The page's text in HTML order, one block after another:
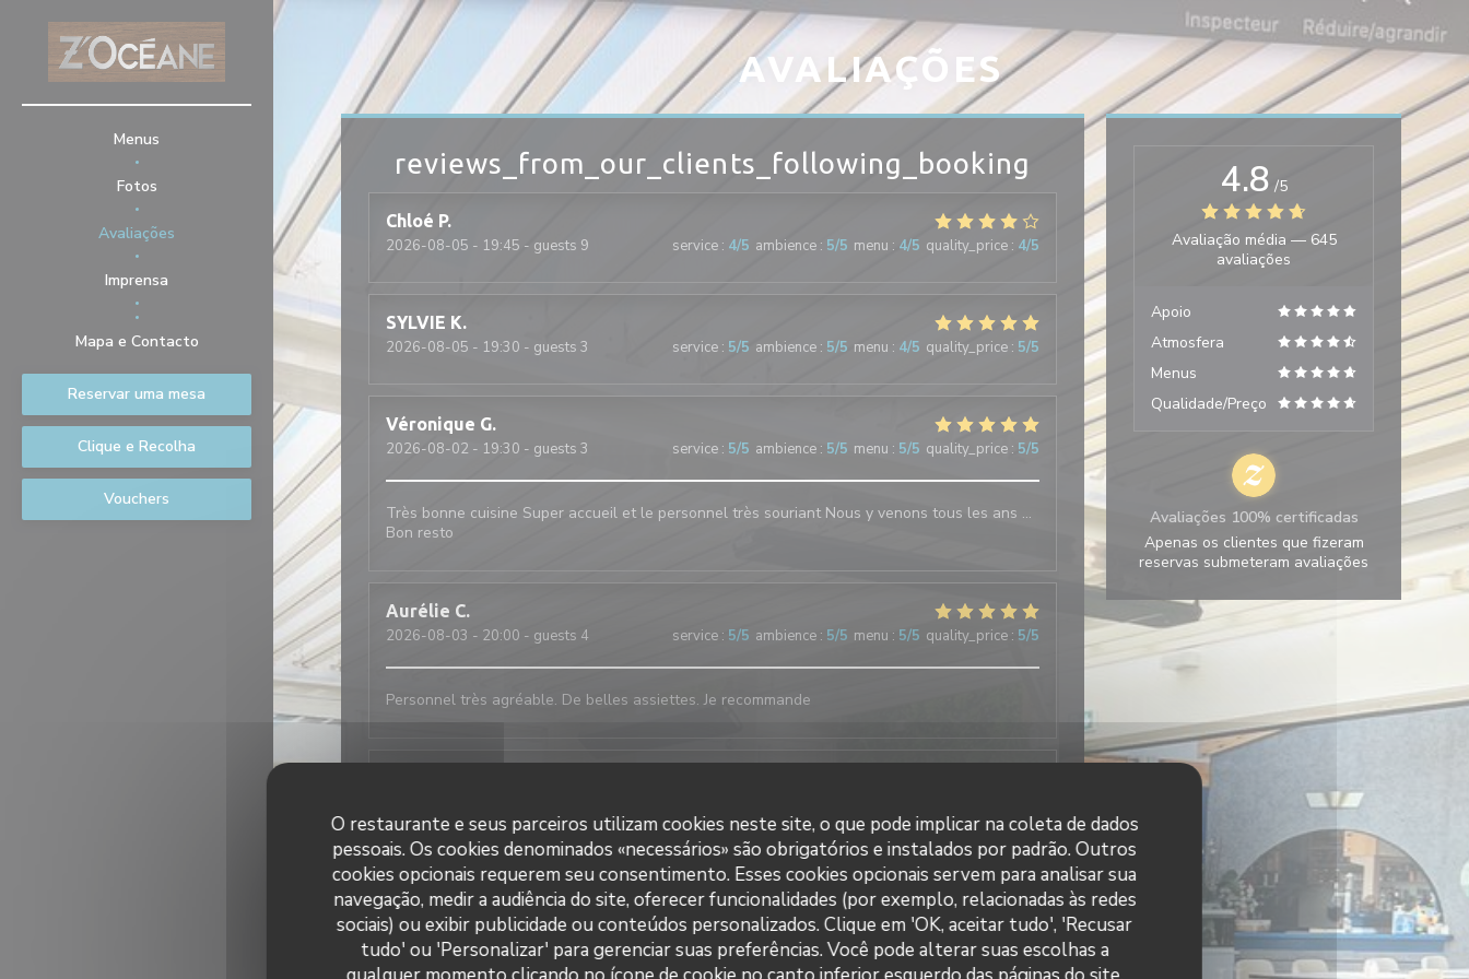
Painel de Gerenciamento de Cookies
O restaurante e seus parceiros utilizam cookies neste site, o que pode implicar na coleta de dados
pessoais. Os cookies denominados «necessários» são obrigatórios e instalados por padrão. Outros
cookies opcionais requerem seu consentimento. Esses cookies opcionais servem para analisar sua
navegação, medir a audiência do site, oferecer funcionalidades (por exemplo, relacionadas às redes
sociais) ou exibir publicidade ou conteúdos personalizados. Clique em 'OK, aceitar tudo', 'Recusar
tudo' ou 'Personalizar' para gerenciar suas preferências. Você pode alterar suas escolhas a
Menus
Fotos
Avaliações
Imprensa
((abre numa nova janela))
Mapa e Contacto
Reservar uma mesa
Clique e Recolha
Vouchers
AVALIAÇÕES
reviews_from_our_clients_following_booking
Chloé P
2026-08-05 - 19:45 - guests 9 service : 4/5 ambience : 5/5 menu : 4/5 quality_price : 4/5
SYLVIE K
2026-08-05 - 19:30 - guests 3 service : 5/5 ambience : 5/5 menu : 4/5 quality_price : 5/5
Véronique G
2026-08-02 - 19:30 - guests 3 service : 5/5 ambience : 5/5 menu : 5/5 quality_price : 5/5
Très bonne cuisine Super accueil et le personnel très souriant Nous y venons tous les ans …
Bon resto
Aurélie C
2026-08-03 - 20:00 - guests 4 service : 5/5 ambience : 5/5 menu : 5/5 quality_price : 5/5
Personnel très agréable. De belles assiettes. Je recommande
Nadege G
2026-07-29- 19:30 - guests 5 service:5/5 ambience:5/5 menu:5/5 quality_price: 5/5
Très bonne expérience. Repas de qualité et très copieux. L'équipe est très sympathique.
4.8 /5
Avaliação média — 645
avaliações
Apoio
Atmosfera
Menus
Qualidade/Preço
Avaliações 100% certificadas
Apenas os clientes que fizeram
reservas submeteram avaliações